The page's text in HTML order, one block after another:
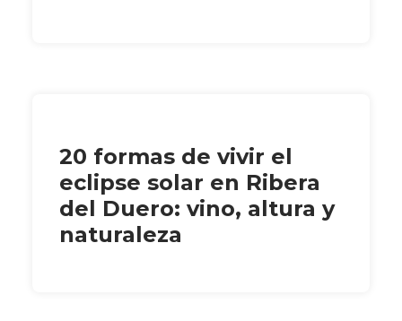
20 formas de vivir el
eclipse solar en Ribera
del Duero: vino, altura y
naturaleza